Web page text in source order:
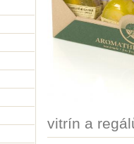
vitrín a